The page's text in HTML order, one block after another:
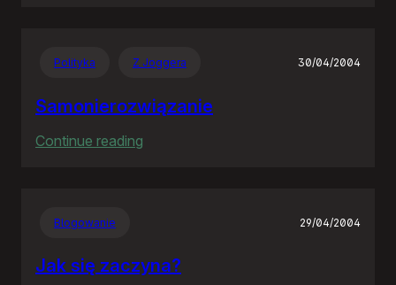
Polityka Z Joggera 30/04/2004
Samonierozwiązanie
Continue reading
Blogowanie 29/04/2004
Jak się zaczyna?